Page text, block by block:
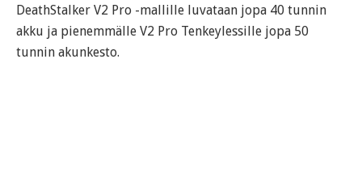
DeathStalker V2 Pro -mallille luvataan jopa 40 tunnin
akku ja pienemmälle V2 Pro Tenkeylessille jopa 50
tunnin akunkesto.